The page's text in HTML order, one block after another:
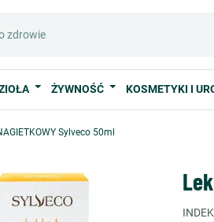
ŻYWNOŚĆ KOSMETYKI I
Sylveco 50ml